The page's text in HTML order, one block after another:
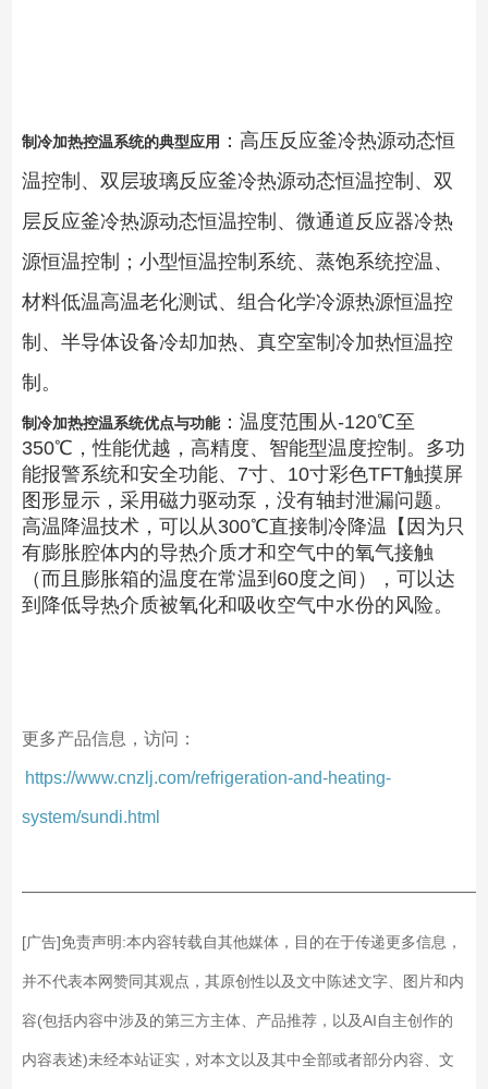
制冷加热控温系统的典型应用
：高压反应釜冷热源动态恒
温控制、双层玻璃反应釜冷热源动态恒温控制、双
层反应釜冷热源动态恒温控制、微通道反应器冷热
源恒温控制；小型恒温控制系统、蒸饱系统控温、
材料低温高温老化测试、组合化学冷源热源恒温控
制、半导体设备冷却加热、真空室制冷加热恒温控
制。
制冷加热控温系统优点与功能：温度范围从-120℃至
350℃，性能优越，高精度、智能型温度控制。多功
能报警系统和安全功能、7寸、10寸彩色TFT触摸屏
图形显示，采用磁力驱动泵，没有轴封泄漏问题。
高温降温技术，可以从300℃直接制冷降温【因为只
有膨胀腔体内的导热介质才和空气中的氧气接触
（而且膨胀箱的温度在常温到60度之间），可以达
到降低导热介质被氧化和吸收空气中水份的风险。
更多产品信息，访问：
https://www.cnzlj.com/refrigeration-and-heating-
system/sundi.html
[广告]免责声明:本内容转载自其他媒体，目的在于传递更多信息，
并不代表本网赞同其观点，其原创性以及文中陈述文字、图片和内
容(包括内容中涉及的第三方主体、产品推荐，以及AI自主创作的
内容表述)未经本站证实，对本文以及其中全部或者部分内容、文